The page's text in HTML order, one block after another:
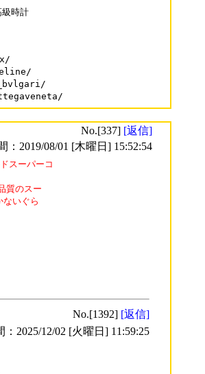
時計
No.[337] [返信]
：2019/08/01 [木曜日] 15:52:54
スーパーコ
質のスー
いぐら
No.[1392] [返信]
：2025/12/02 [火曜日] 11:59:25